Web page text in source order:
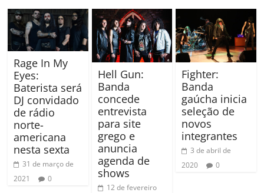
Rage In My
Eyes:
Baterista será
DJ convidado
de rádio
norte-
americana
nesta sexta
31 de março de
2021
0
Hell Gun:
Banda
concede
entrevista
para site
grego e
anuncia
agenda de
shows
12 de fevereiro
Fighter:
Banda
gaúcha inicia
seleção de
novos
integrantes
3 de abril de
2020
0